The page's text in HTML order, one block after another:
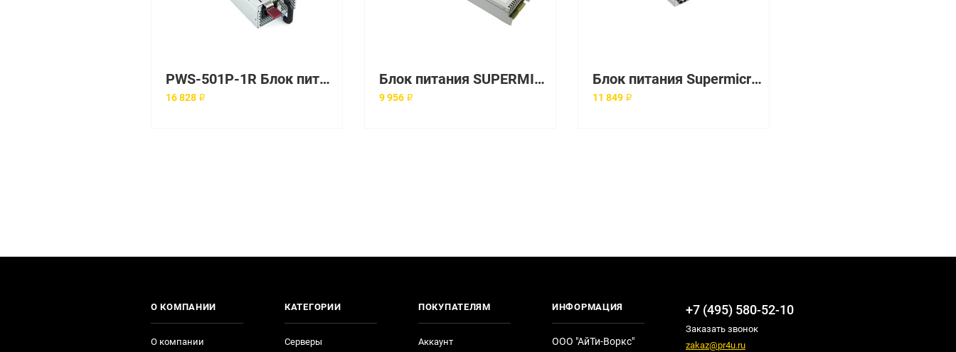
PWS-501P-1R Блок питания Supermicro 500 Вт
16 828 ₽
Блок питания SUPERMICRO 520W 1U ATX 24PIN P4/EPS12V POWER SUPPLY [PWS-521-1H]
9 956 ₽
Блок питания Supermicro ATX Power Supply - 520W [PWS-521-1H20]
11 849 ₽
О КОМПАНИИ
О компании
КАТЕГОРИИ
Серверы
ПОКУПАТЕЛЯМ
Аккаунт
ИНФОРМАЦИЯ
ООО "АйТи-Воркс"
+7 (495) 580-52-10
Заказать звонок
zakaz@pr4u.ru